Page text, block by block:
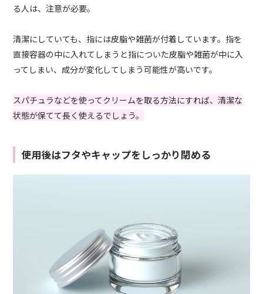
る人は、注意が必要。
清潔にしていても、指には皮脂や雑菌が付着しています。指を
直接容器の中に入れてしまうと指についた皮脂や雑菌が中に入
ってしまい、成分が変化してしまう可能性が高いです。
スパチュラなどを使ってクリームを取る方法にすれば、清潔な
状態が保てて長く使えるでしょう。
使用後はフタやキャップをしっかり閉める